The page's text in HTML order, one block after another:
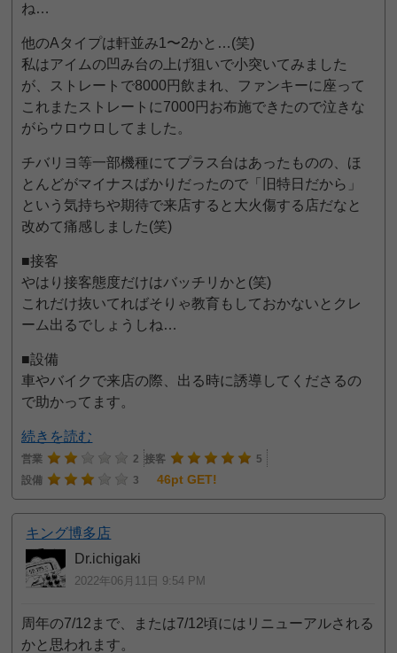
ね…
他のAタイプは軒並み1〜2かと…(笑)
私はアイムの凹み台の上げ狙いで小突いてみました
が、ストレートで8000円飲まれ、ファンキーに座って
これまたストレートに7000円お布施できたので泣きな
がらウロウロしてました。
チバリヨ等一部機種にてプラス台はあったものの、ほ
とんどがマイナスばかりだったので「旧特日だから」
という気持ちや期待で来店すると大火傷する店だなと
改めて痛感しました(笑)
■接客
やはり接客態度だけはバッチリかと(笑)
これだけ抜いてればそりゃ教育もしておかないとクレ
ーム出るでしょうしね…
■設備
車やバイクで来店の際、出る時に誘導してくださるの
で助かってます。
続きを読む
営業 2 接客
5
設備
3 46pt GET!
キング博多店
Dr.ichigaki
2022年06月11日 9:54 PM
周年の7/12まで、または7/12頃にはリニューアルされる
かと思われます。